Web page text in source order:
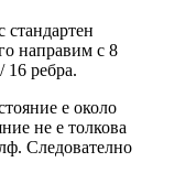
стандартен
направим с 8
16 ребра.
е около
не е толкова
Следователно